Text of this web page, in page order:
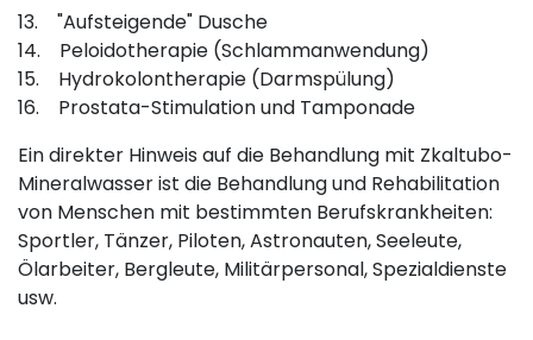
13. "Aufsteigende" Dusche
14. Peloidotherapie (Schlammanwendung)
15. Hydrokolontherapie (Darmspülung)
16. Prostata-Stimulation und Tamponade
Ein direkter Hinweis auf die Behandlung mit Zkaltubo-
Mineralwasser ist die Behandlung und Rehabilitation
von Menschen mit bestimmten Berufskrankheiten:
Sportler, Tänzer, Piloten, Astronauten, Seeleute,
Ölarbeiter, Bergleute, Militärpersonal, Spezialdienste
usw.